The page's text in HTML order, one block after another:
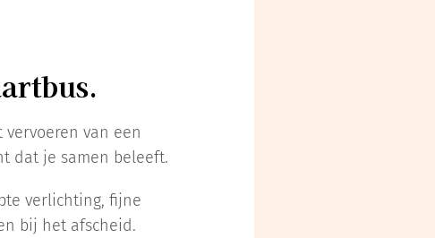
vervoeren van een
dat je samen beleeft.
verlichting, fijne
bij het afscheid.